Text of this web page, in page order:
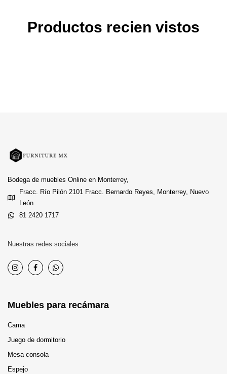
Productos recien vistos
Bodega de muebles Online en Monterrey,
Fracc. Río Pilón 2101 Fracc. Bernardo Reyes, Monterrey, Nuevo
León
81 2420 1717
Nuestras redes sociales
Muebles para recámara
Cama
Juego de dormitorio
Mesa consola
Espejo